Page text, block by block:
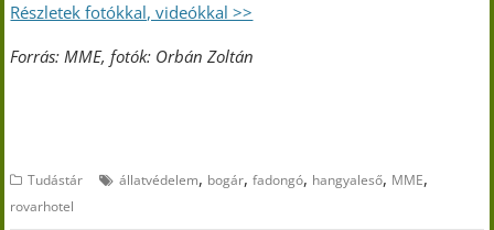
Részletek fotókkal, videókkal >>
Forrás: MME, fotók: Orbán Zoltán
Tudástár állatvédelem, bogár,fadongó, hangyaleső, MME,
rovarhotel